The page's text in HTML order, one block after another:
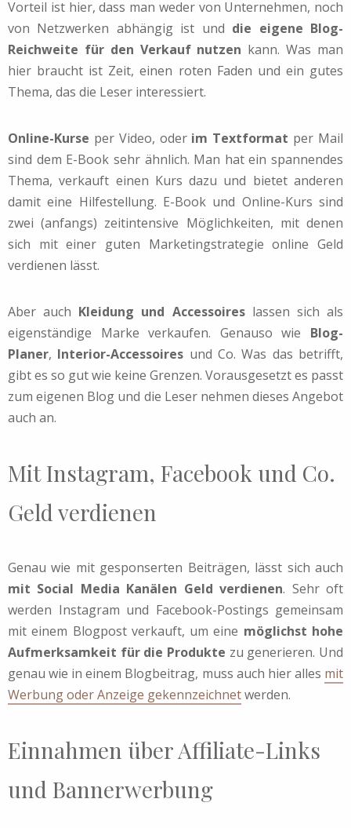
Vorteil ist hier, dass man weder von Unternehmen, noch
von Netzwerken abhängig ist und die eigene Blog-
Reichweite für den Verkauf nutzen kann. Was man
hier braucht ist Zeit, einen roten Faden und ein gutes
Thema, das die Leser interessiert.
Online-Kurse per Video, oder im Textformat per Mail
sind dem E-Book sehr ähnlich. Man hat ein spannendes
Thema, verkauft einen Kurs dazu und bietet anderen
damit eine Hilfestellung. E-Book und Online-Kurs sind
zwei (anfangs) zeitintensive Möglichkeiten, mit denen
sich mit einer guten Marketingstrategie online Geld
verdienen lässt.
Aber auch Kleidung und Accessoireslassen sich als
eigenständige Marke verkaufen. Genauso wie Blog-
Planer, Interior-Accessoires und Co. Was das betrifft,
gibt es so gut wie keine Grenzen. Vorausgesetzt es passt
zum eigenen Blog und die Leser nehmen dieses Angebot
auch an.
Mit Instagram, Facebook und Co.
Geld verdienen
Genau wie mit gesponserten Beiträgen, lässt sich auch
mit Social Media Kanälen Geld verdienen. Sehr oft
werden Instagram und Facebook-Postings gemeinsam
mit einem Blogpost verkauft, um eine möglichst hohe
Aufmerksamkeit für die Produkte zu generieren. Und
genau wie in einem Blogbeitrag, muss auch hier alles mit
Werbung oder Anzeige gekennzeichnetwerden.
Einnahmen über Affiliate-Links
und Bannerwerbung